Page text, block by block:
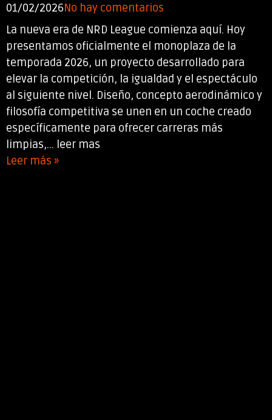
01/02/2026No hay comentarios
La nueva era de NRD League comienza aquí. Hoy
presentamos oficialmente el monoplaza de la
temporada 2026, un proyecto desarrollado para
elevar la competición, la igualdad y el espectáculo
al siguiente nivel. Diseño, concepto aerodinámico y
filosofía competitiva se unen en un coche creado
específicamente para ofrecer carreras más
limpias,... leer mas
Leer más »